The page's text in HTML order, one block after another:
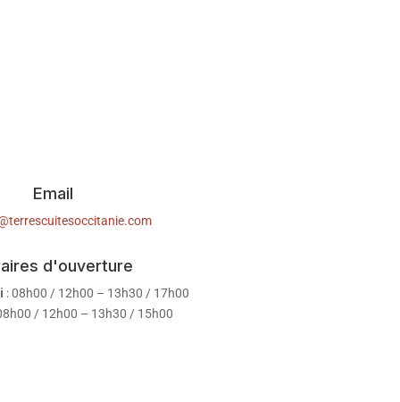
Email
d'ouverture
: 08h00 / 12h00 – 13h30 / 17h00
/ 12h00 – 13h30 / 15h00